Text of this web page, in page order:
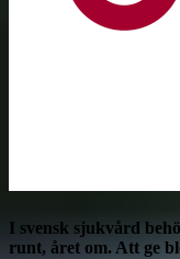
I svensk sjukvård
runt, året om. Att ge